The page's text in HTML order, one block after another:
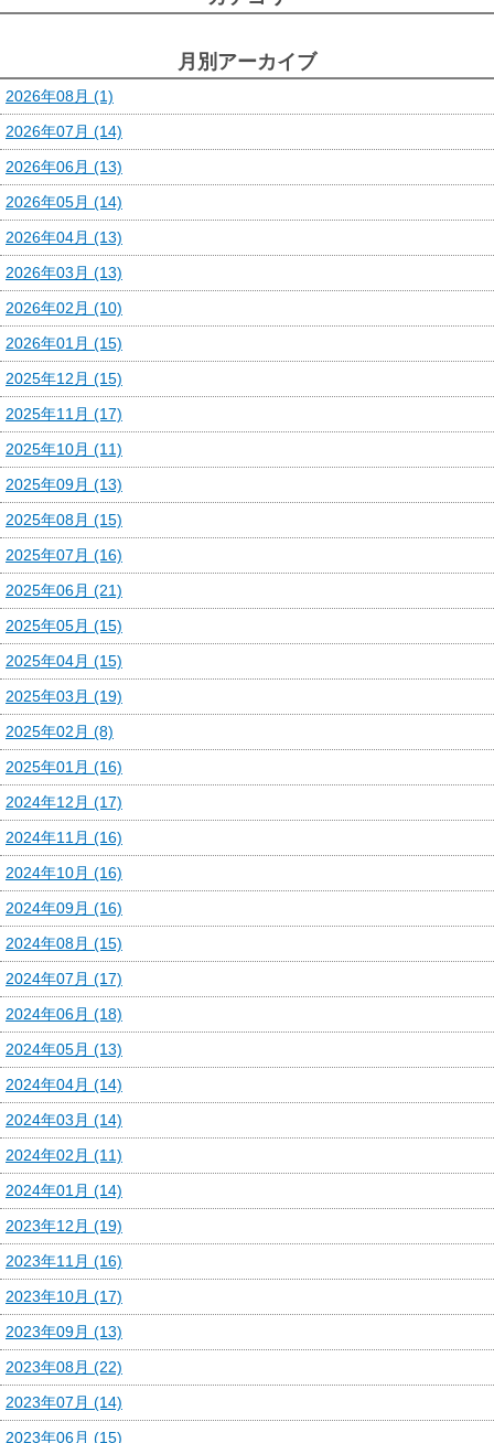
月別アーカイブ
2026年08月 (1)
2026年07月 (14)
2026年06月 (13)
2026年05月 (14)
2026年04月 (13)
2026年03月 (13)
2026年02月 (10)
2026年01月 (15)
2025年12月 (15)
2025年11月 (17)
2025年10月 (11)
2025年09月 (13)
2025年08月 (15)
2025年07月 (16)
2025年06月 (21)
2025年05月 (15)
2025年04月 (15)
2025年03月 (19)
2025年02月 (8)
2025年01月 (16)
2024年12月 (17)
2024年11月 (16)
2024年10月 (16)
2024年09月 (16)
2024年08月 (15)
2024年07月 (17)
2024年06月 (18)
2024年05月 (13)
2024年04月 (14)
2024年03月 (14)
2024年02月 (11)
2024年01月 (14)
2023年12月 (19)
2023年11月 (16)
2023年10月 (17)
2023年09月 (13)
2023年08月 (22)
2023年07月 (14)
2023年06月 (15)